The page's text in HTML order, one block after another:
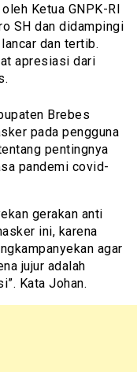
Ketua GNPK-RI
SH dan didampingi
dan tertib.
apresiasi dari
Brebes
pada pengguna
pentingnya
pandemi covid-
gerakan anti
ini, karena
agar
jujur adalah
Kata Johan.